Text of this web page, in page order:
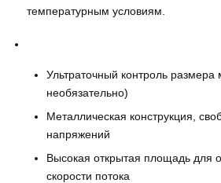
температурным условиям.
Ультраточный контроль размера
необязательно)
Металлическая конструкция,
напряжений
Высокая открытая площадь для
скорости потока